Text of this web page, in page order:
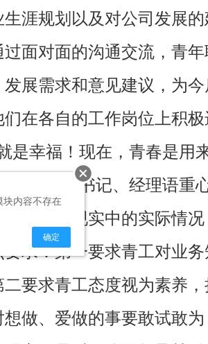
涯规划以及对公司发展
面对面的沟通交流，青
展需求和意见建议，为
在各自的工作岗位上积极
是幸福！现在，青春是用
公司党支部书记、经理语重
作中、现实中的实际情
求：第一要求青工对业务
要求青工态度视为素养
做、爱做的事要敢试敢为
块内容不存在
确定